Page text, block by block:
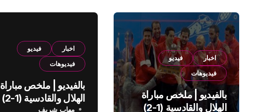
اخبار
فيديو
فيديوهات
بالفيديو | ملخص مباراة
الهلال والقادسية (1-2)
اخبار
فيديو
فيديوهات
بالفيديو | ملخص مباراة
الهلال والقادسية (1-2)
مهاب شريف